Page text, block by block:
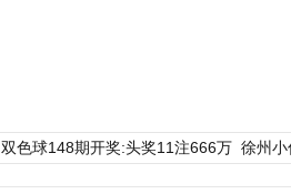
双色球148期开奖:头奖11注666万 徐州